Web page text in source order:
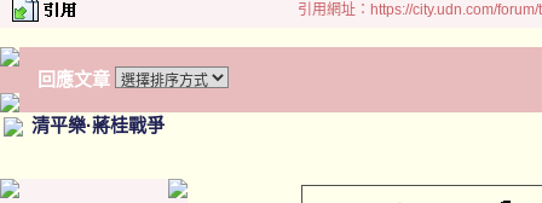
引用網址：https://city.udn.com/
回應文章
清平樂·蔣桂戰爭